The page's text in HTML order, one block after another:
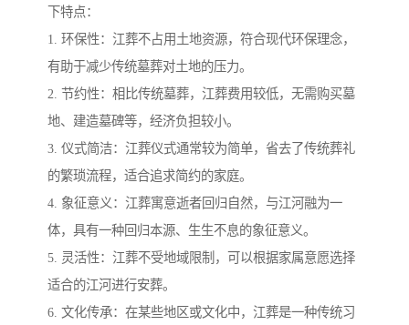
下特点：
1. 环保性：江葬不占用土地资源，符合现代环保理念，
有助于减少传统墓葬对土地的压力。
2. 节约性：相比传统墓葬，江葬费用较低，无需购买墓
地、建造墓碑等，经济负担较小。
3. 仪式简洁：江葬仪式通常较为简单，省去了传统葬礼
的繁琐流程，适合追求简约的家庭。
4. 象征意义：江葬寓意逝者回归自然，与江河融为一
体，具有一种回归本源、生生不息的象征意义。
5. 灵活性：江葬不受地域限制，可以根据家属意愿选择
适合的江河进行安葬。
6. 文化传承：在某些地区或文化中，江葬是一种传统习